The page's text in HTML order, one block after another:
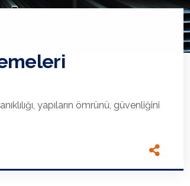
yapıların ömrünü, güvenliğini